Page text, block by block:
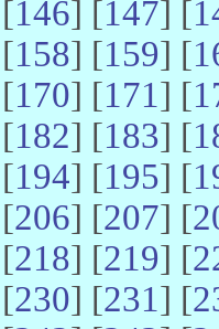
146] [147] [
158] [159] [
170] [171] [
182] [183] [
194] [195] [
206] [207] [
218] [219] [
230] [231] [